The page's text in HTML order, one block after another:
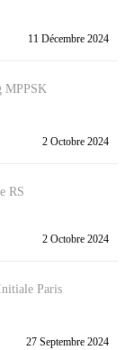
11 Décembre 2024
MPPSK
2 Octobre 2024
RS
2 Octobre 2024
Paris
27 Septembre 2024